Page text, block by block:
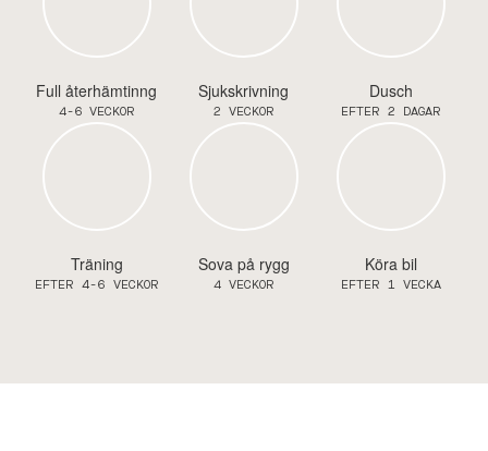
Full återhämtinng
4-6 VECKOR
Sjukskrivning
2 VECKOR
Dusch
EFTER 2 DAGAR
Träning
EFTER 4-6 VECKOR
Sova på rygg
4 VECKOR
Köra bil
EFTER 1 VECKA